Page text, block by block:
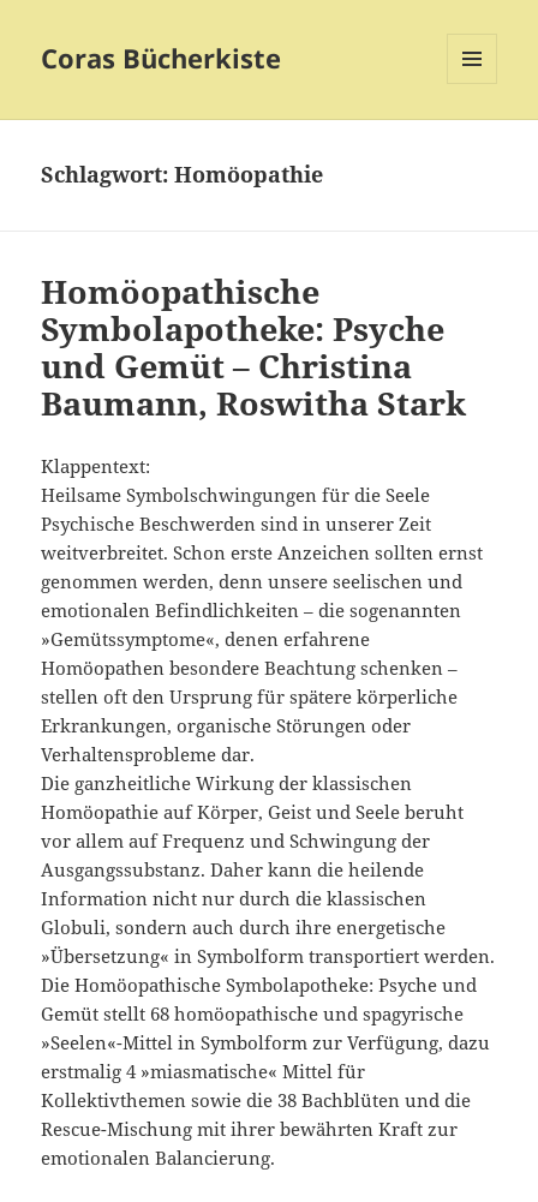
Coras Bücherkiste
Schlagwort:Homöopathie
Homöopathische
Symbolapotheke: Psyche
und Gemüt – Christina
Baumann, Roswitha Stark
Klappentext:
Heilsame Symbolschwingungen für die Seele
Psychische Beschwerden sind in unserer Zeit
weitverbreitet. Schon erste Anzeichen sollten ernst
genommen werden, denn unsere seelischen und
emotionalen Befindlichkeiten – die sogenannten
»Gemütssymptome«, denen erfahrene
Homöopathen besondere Beachtung schenken –
stellen oft den Ursprung für spätere körperliche
Erkrankungen, organische Störungen oder
Verhaltensprobleme dar.
Die ganzheitliche Wirkung der klassischen
Homöopathie auf Körper, Geist und Seele beruht
vor allem auf Frequenz und Schwingung der
Ausgangssubstanz. Daher kann die heilende
Information nicht nur durch die klassischen
Globuli, sondern auch durch ihre energetische
»Übersetzung« in Symbolform transportiert werden.
Die Homöopathische Symbolapotheke: Psyche und
Gemüt stellt 68 homöopathische und spagyrische
»Seelen«-Mittel in Symbolform zur Verfügung, dazu
erstmalig 4 »miasmatische« Mittel für
Kollektivthemen sowie die 38 Bachblüten und die
Rescue-Mischung mit ihrer bewährten Kraft zur
emotionalen Balancierung.